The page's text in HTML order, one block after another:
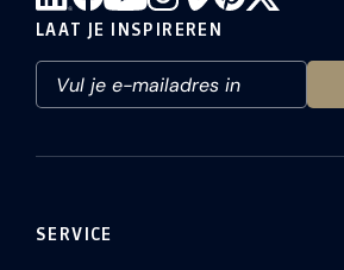
LAAT JE INSPIREREN
SERVICE